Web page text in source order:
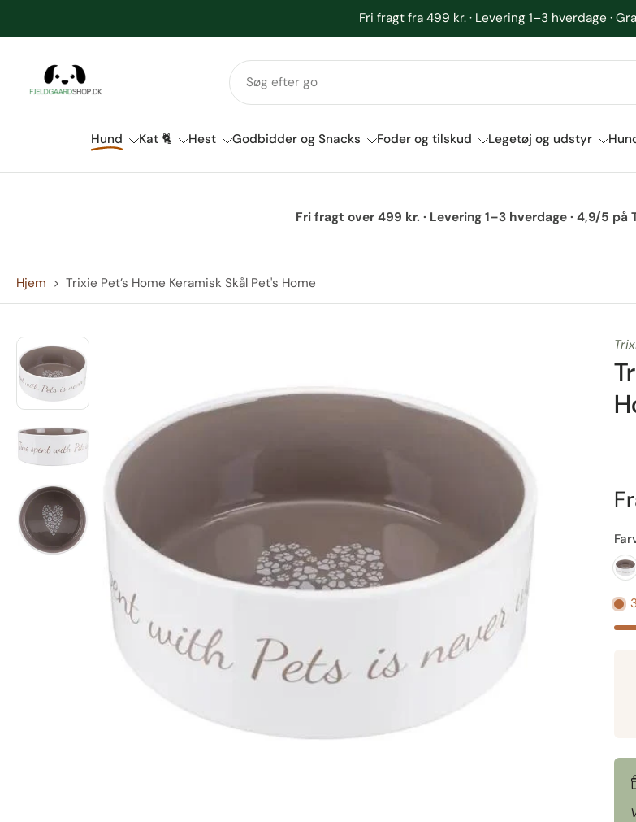
til
4,9/5 på Trustpilot · 700+ anmeldelser fra
Hund Kat 🐈 Hest Godbidder og Snacks Foder og tilskud Legetøj og udstyr
Fri fragt over 499 kr. · Levering 1–3 hverdage · 4,9/5 på
Hjem > Trixie Pet’s Home Keramisk Skål Pet's Home
Spring
til
produktinformation